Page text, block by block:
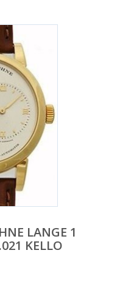
LANGE 1
KELLO